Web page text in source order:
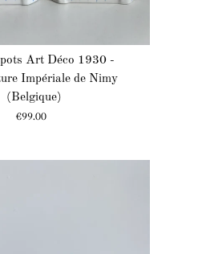
pots Art Déco 1930 -
Impériale de Nimy
(Belgique)
Prix
€99.00